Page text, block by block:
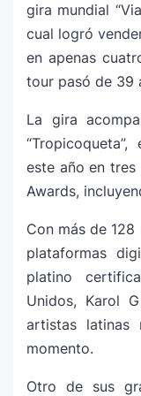
11 Justin
2026: el
12
logra su
Grammy
gira mundial
cual logró
en apenas
tour pasó de 39
La gira
este año en
Awards,
Con más de
plataformas
platino
Unidos, Karol
artistas latinas
momento.
Otro de sus